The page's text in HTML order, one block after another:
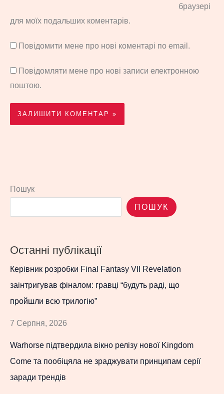
браузері
для моїх подальших коментарів.
Повідомити мене про нові коментарі по email.
Повідомляти мене про нові записи електронною
поштою.
Пошук
ПОШУК
Останні публікації
Керівник розробки Final Fantasy VII Revelation
заінтригував фіналом: гравці “будуть раді, що
пройшли всю трилогію”
7 Серпня, 2026
Warhorse підтвердила вікно релізу нової Kingdom
Come та пообіцяла не зраджувати принципам серії
заради трендів